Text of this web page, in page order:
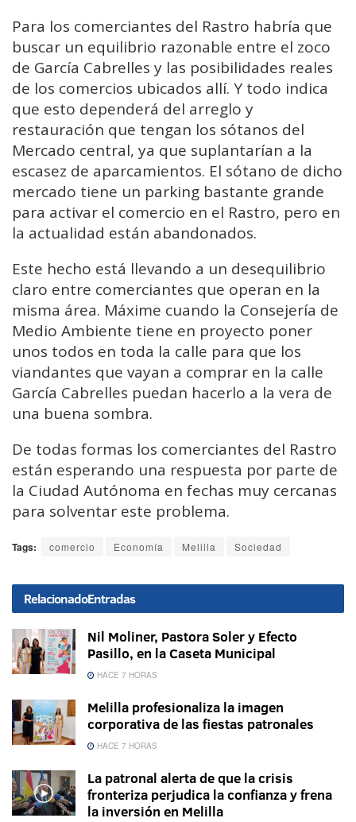
Para los comerciantes del Rastro habría que
buscar un equilibrio razonable entre el zoco
de García Cabrelles y las posibilidades reales
de los comercios ubicados allí. Y todo indica
que esto dependerá del arreglo y
restauración que tengan los sótanos del
Mercado central, ya que suplantarían a la
escasez de aparcamientos. El sótano de dicho
mercado tiene un parking bastante grande
para activar el comercio en el Rastro, pero en
la actualidad están abandonados.
Este hecho está llevando a un desequilibrio
claro entre comerciantes que operan en la
misma área. Máxime cuando la Consejería de
Medio Ambiente tiene en proyecto poner
unos todos en toda la calle para que los
viandantes que vayan a comprar en la calle
García Cabrelles puedan hacerlo a la vera de
una buena sombra.
De todas formas los comerciantes del Rastro
están esperando una respuesta por parte de
la Ciudad Autónoma en fechas muy cercanas
para solventar este problema.
Tags: comercio Economía Melilla Sociedad
RelacionadoEntradas
Nil Moliner, Pastora Soler y Efecto
Pasillo, en la Caseta Municipal
HACE 7 HORAS
Melilla profesionaliza la imagen
corporativa de las fiestas patronales
HACE 7 HORAS
La patronal alerta de que la crisis
fronteriza perjudica la confianza y frena
la inversión en Melilla